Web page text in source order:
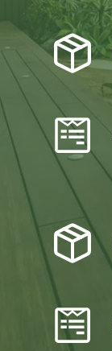
du
produit